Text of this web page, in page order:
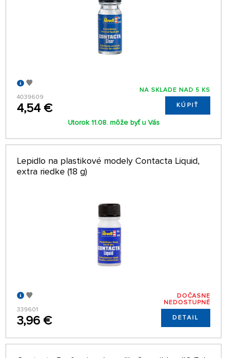
4039609
4,54 €
NA SKLADE NAD 5 KS
KÚPIŤ
Utorok 11.08. môže byť u Vás
Lepidlo na plastikové modely Contacta Liquid,
extra riedke (18 g)
339601
3,96 €
DOČASNE
NEDOSTUPNÉ
DETAIL